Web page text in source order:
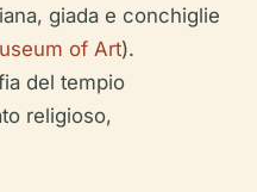
giada e conchiglie
of Art).
del tempio
religioso,